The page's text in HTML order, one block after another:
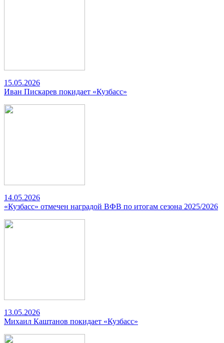
15.05.2026
Иван Пискарев покидает «Кузбасс»
14.05.2026
«Кузбасс» отмечен наградой ВФВ по итогам сезона 2025/2026
13.05.2026
Михаил Каштанов покидает «Кузбасс»